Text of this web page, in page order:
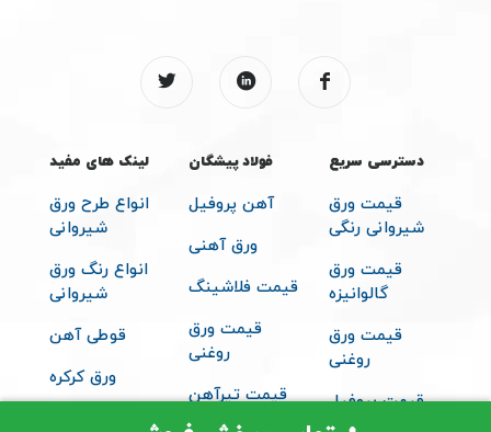
دسترسی سریع
قیمت ورق
شیروانی رنگی
قیمت ورق
گالوانیزه
قیمت ورق
روغنی
قیمت پروفیل
فولاد پیشگان
آهن پروفیل
ورق آهنی
قیمت فلاشینگ
قیمت ورق
روغنی
قیمت تیرآهن
لینک های مفید
انواع طرح ورق
شیروانی
انواع رنگ ورق
شیروانی
قوطی آهن
ورق کرکره